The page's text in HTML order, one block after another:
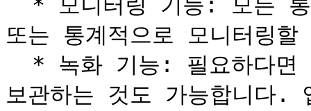
또는 통계적으로 모니터링
보관하는 것도 가능합니다.